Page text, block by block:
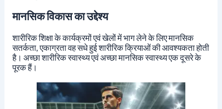
मानसिक विकास का उद्देश्य
शारीरिक शिक्षा के कार्यक्रमों एवं खेलों में भाग लेने के लिए मानसिक
सतर्कता, एकाग्रता वह सधे हुई शारीरिक क्रियाओं की आवश्यकता होती
है। अच्छा शारीरिक स्वास्थ्य एवं अच्छा मानसिक स्वास्थ्य एक दूसरे के
पूरक हैं।